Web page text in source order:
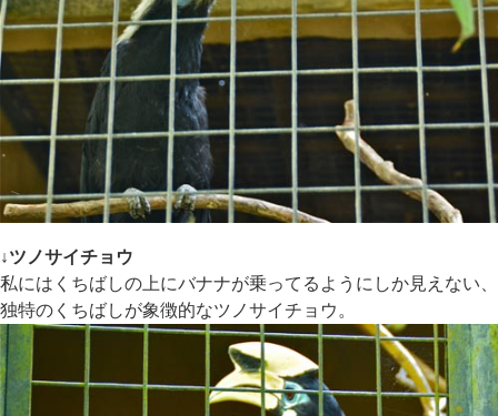
↓ツノサイチョウ
私にはくちばしの上にバナナが乗ってるようにしか見えない、
独特のくちばしが象徴的なツノサイチョウ。